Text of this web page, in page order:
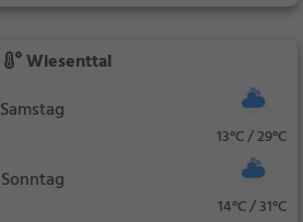
Wiesenttal
Samstag
13°C / 29°C
Sonntag
14°C / 31°C